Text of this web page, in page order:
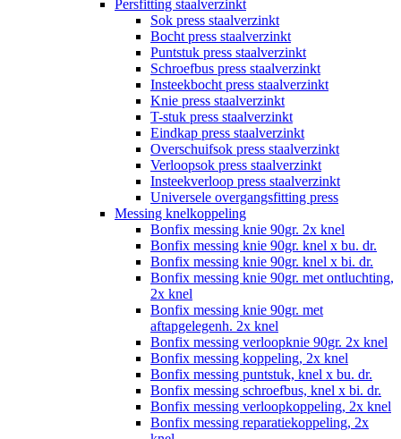
Persfitting staalverzinkt
Sok press staalverzinkt
Bocht press staalverzinkt
Puntstuk press staalverzinkt
Schroefbus press staalverzinkt
Insteekbocht press staalverzinkt
Knie press staalverzinkt
T-stuk press staalverzinkt
Eindkap press staalverzinkt
Overschuifsok press staalverzinkt
Verloopsok press staalverzinkt
Insteekverloop press staalverzinkt
Universele overgangsfitting press
Messing knelkoppeling
Bonfix messing knie 90gr. 2x knel
Bonfix messing knie 90gr. knel x bu. dr.
Bonfix messing knie 90gr. knel x bi. dr.
Bonfix messing knie 90gr. met ontluchting,
2x knel
Bonfix messing knie 90gr. met
aftapgelegenh. 2x knel
Bonfix messing verloopknie 90gr. 2x knel
Bonfix messing koppeling, 2x knel
Bonfix messing puntstuk, knel x bu. dr.
Bonfix messing schroefbus, knel x bi. dr.
Bonfix messing verloopkoppeling, 2x knel
Bonfix messing reparatiekoppeling, 2x